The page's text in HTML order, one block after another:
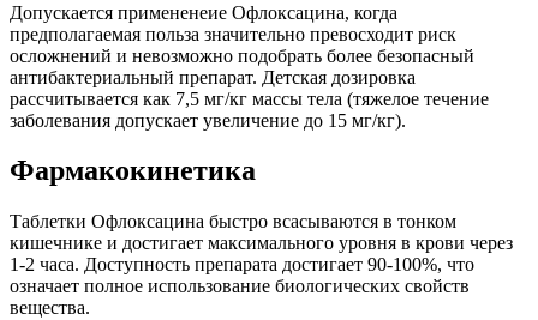
Допускается примененеие Офлоксацина, когда
предполагаемая польза значительно превосходит риск
осложнений и невозможно подобрать более безопасный
антибактериальный препарат. Детская дозировка
рассчитывается как 7,5 мг/кг массы тела (тяжелое течение
заболевания допускает увеличение до 15 мг/кг).
Фармакокинетика
Таблетки Офлоксацина быстро всасываются в тонком
кишечнике и достигает максимального уровня в крови через
1-2 часа. Доступность препарата достигает 90-100%, что
означает полное использование биологических свойств
вещества.